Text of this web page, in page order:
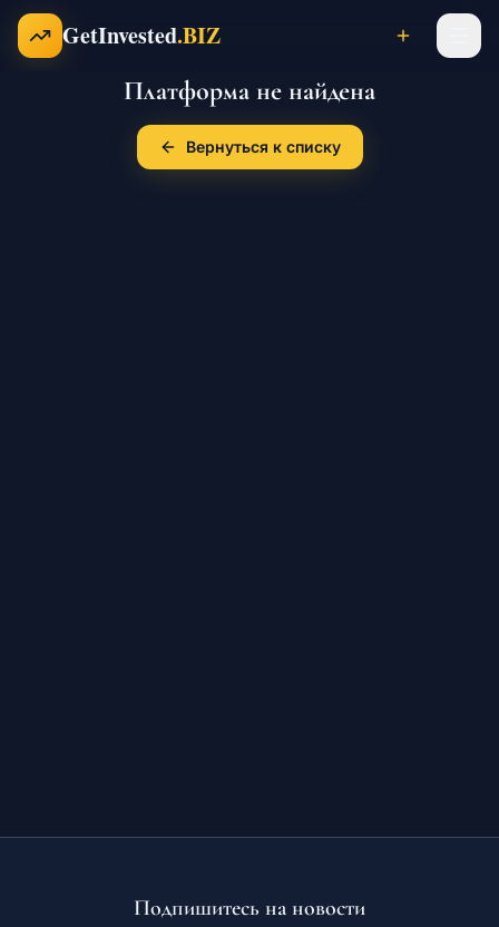
Перейти к содержимому
GetInvested.BIZ
Проекты
Платформа не найдена
Вернуться к списку
Подпишитесь на новости